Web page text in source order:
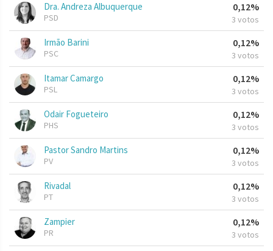
Dra. Andreza Albuquerque
PSD
0,12%
3 votos
Irmão Barini
PSC
0,12%
3 votos
Itamar Camargo
PSL
0,12%
3 votos
Odair Fogueteiro
PHS
0,12%
3 votos
Pastor Sandro Martins
PV
0,12%
3 votos
Rivadal
PT
0,12%
3 votos
Zampier
PR
0,12%
3 votos